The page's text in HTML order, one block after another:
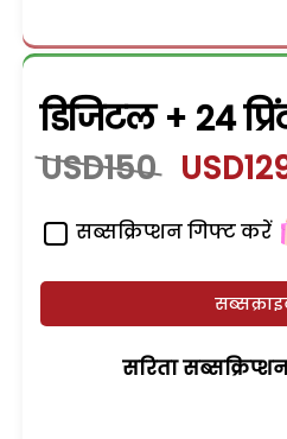
डिजिटल + 24
USD150
सब्सक्रिप्शन गिफ्ट करें
सरिता